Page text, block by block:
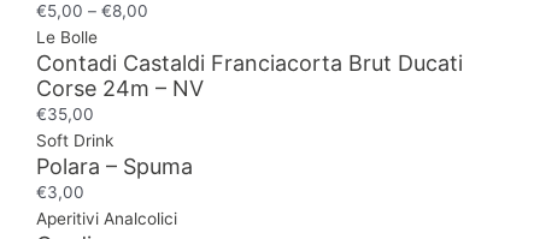
€5,00 – €8,00
Le Bolle
Contadi Castaldi Franciacorta Brut Ducati
Corse 24m – NV
€35,00
Soft Drink
Polara – Spuma
€3,00
Aperitivi Analcolici